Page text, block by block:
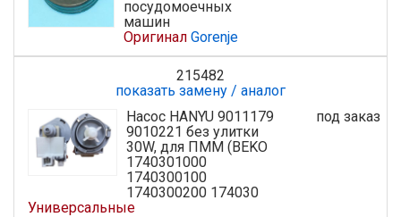
посудомоечных
машин
Оригинал Gorenje
215482
показать замену / аналог
Насос HANYU 9011179
9010221 без улитки
30W, для ПММ (BEKO
1740301000
1740300100
1740300200 174030
Универсальные
под заказ